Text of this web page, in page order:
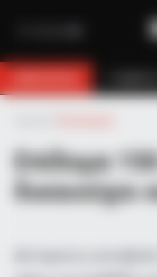
Επίδομα
δικαιούχοι